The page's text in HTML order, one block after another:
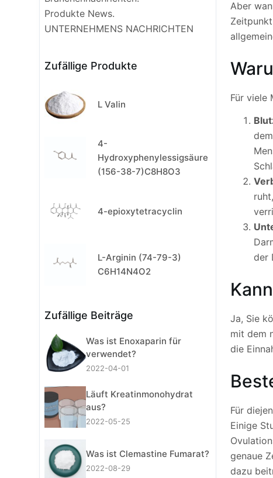
Aber
Für viele
der
Ja, Sie
mit dem
die
Für
Einige
genaue
dazu
Produkte News.
UNTERNEHMENS NACHRICHTEN
Zufällige Produkte
L Valin
4-
Hydroxyphenylessigsäure
(156-38-7)C8H8O3
4-epioxytetracyclin
L-Arginin (74-79-3)
C6H14N4O2
Zufällige Beiträge
Was ist Enoxaparin für
verwendet?
2022-04-01
Läuft Kreatinmonohydrat
aus?
2022-05-25
Was ist Clemastine Fumarat?
2022-08-29